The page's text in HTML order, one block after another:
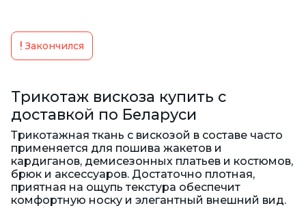
Закончился
Трикотаж вискоза купить с
доставкой по Беларуси
Трикотажная ткань с вискозой в составе часто
применяется для пошива жакетов и
кардиганов, демисезонных платьев и костюмов,
брюк и аксессуаров. Достаточно плотная,
приятная на ощупь текстура обеспечит
комфортную носку и элегантный внешний вид.